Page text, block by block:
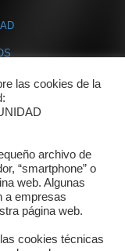
las cookies de la
archivo de
“smartphone” o
web. Algunas
a empresas
página web.
cookies técnicas